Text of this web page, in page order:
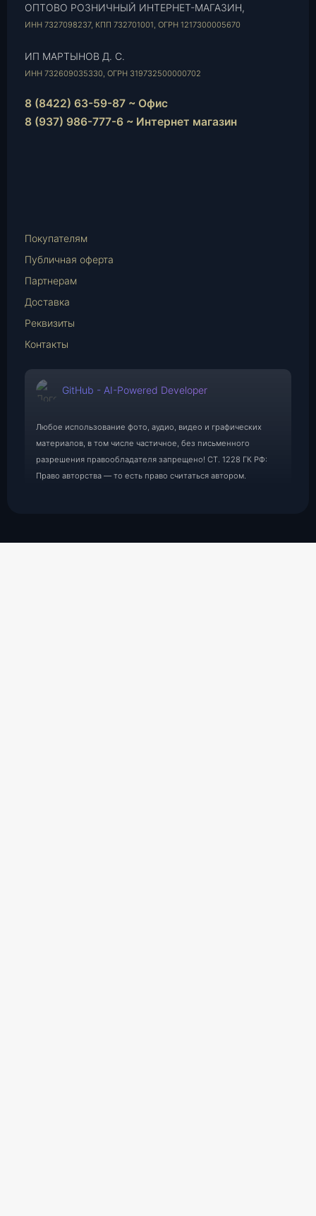
ОПТОВО РОЗНИЧНЫЙ ИНТЕРНЕТ-МАГАЗИН,
ИНН 7327098237, КПП 732701001, ОГРН 1217300005670
ИП МАРТЫНОВ Д. С.
ИНН 732609035330, ОГРН 319732500000702
8 (8422) 63-59-87 ~ Офис
8 (937) 986-777-6 ~ Интернет магазин
Mail
Покупателям
Публичная оферта
Партнерам
Доставка
Реквизиты
Контакты
GitHub - AI-Powered Developer
Любое использование фото, аудио, видео и графических
материалов, в том числе частичное, без письменного
разрешения правообладателя запрещено! СТ. 1228 ГК РФ:
Право авторства — то есть право считаться автором.